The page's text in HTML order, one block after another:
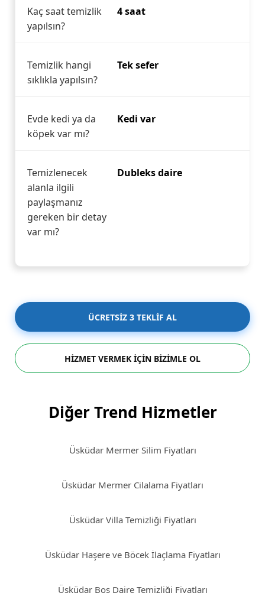
Kaç saat temizlik
yapılsın?
4 saat
Temizlik hangi
sıklıkla yapılsın?
Tek sefer
Evde kedi ya da
köpek var mı?
Kedi var
Temizlenecek
alanla ilgili
paylaşmanız
gereken bir detay
var mı?
Dubleks daire
ÜCRETSİZ 3 TEKLİF AL
HİZMET VERMEK İÇİN BİZİMLE OL
Diğer Trend Hizmetler
Üsküdar Mermer Silim Fiyatları
Üsküdar Mermer Cilalama Fiyatları
Üsküdar Villa Temizliği Fiyatları
Üsküdar Haşere ve Böcek İlaçlama Fiyatları
Üsküdar Boş Daire Temizliği Fiyatları